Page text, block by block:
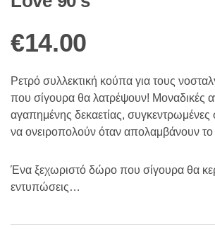
€14.00
Ρετρό συλλεκτική κούπα για τoυς
που σίγουρα θα λατρέψουν! Μοναδικές
αγαπημένης δεκαετίας, συγκεντρωμένες
να ονειροπολούν όταν απολαμβάνουν
Ένα ξεχωριστό δώρο που σίγουρα θα
εντυπώσεις…